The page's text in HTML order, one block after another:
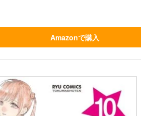
Amazonで購入